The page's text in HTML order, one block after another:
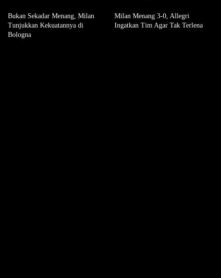
Bukan Sekadar Menang, Milan
Tunjukkan Kekuatannya di
Bologna
Milan Menang 3-0, Allegri
Ingatkan Tim Agar Tak Terlena